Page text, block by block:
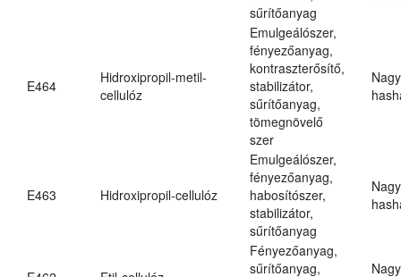
sűrítőanyag
E464
Hidroxipropil-metil-
cellulóz
Emulgeálószer,
fényezőanyag,
kontraszterősítő,
stabilizátor,
sűrítőanyag,
tömegnövelő
szer
E463 Hidroxipropil-cellulóz
Emulgeálószer,
fényezőanyag,
habosítószer,
stabilizátor,
sűrítőanyag
Fényezőanyag,
sűrítőanyag,